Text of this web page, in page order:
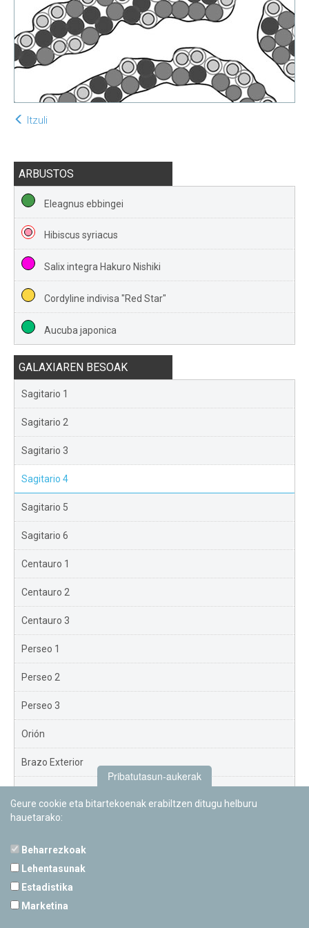
Itzuli
ARBUSTOS
Eleagnus ebbingei
Hibiscus syriacus
Salix integra Hakuro Nishiki
Cordyline indivisa "Red Star"
Aucuba japonica
GALAXIAREN BESOAK
Sagitario 1
Sagitario 2
Sagitario 3
Sagitario 4
Sagitario 5
Sagitario 6
Centauro 1
Centauro 2
Centauro 3
Perseo 1
Perseo 2
Perseo 3
Orión
Brazo Exterior
Nuevo Exterior
Pribatutasun-aukerak
Geure cookie eta bitartekoenak erabiltzen ditugu helburu
hauetarako:
Beharrezkoak
Lehentasunak
Estadistika
Marketina